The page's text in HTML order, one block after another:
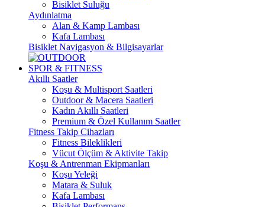
Bisiklet Suluğu
Aydınlatma
Alan & Kamp Lambası
Kafa Lambası
Bisiklet Navigasyon & Bilgisayarlar
SPOR & FITNESS
Akıllı Saatler
Koşu & Multisport Saatleri
Outdoor & Macera Saatleri
Kadın Akıllı Saatleri
Premium & Özel Kullanım Saatler
Fitness Takip Cihazları
Fitness Bileklikleri
Vücut Ölçüm & Aktivite Takip
Koşu & Antrenman Ekipmanları
Koşu Yeleği
Matara & Suluk
Kafa Lambası